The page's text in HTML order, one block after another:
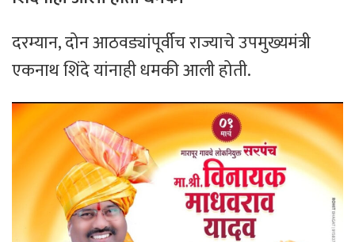
दरम्यान, दोन आठवड्यांपूर्वीच राज्याचे उपमुख्यमंत्री
एकनाथ शिंदे यांनाही धमकी आली होती.